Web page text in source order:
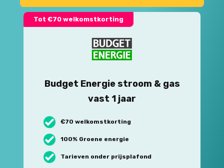
Tot €70 welkomstkorting
Budget Energie stroom & gas
vast 1 jaar
€70 welkomstkorting
100% Groene energie
Tarieven onder prijsplafond